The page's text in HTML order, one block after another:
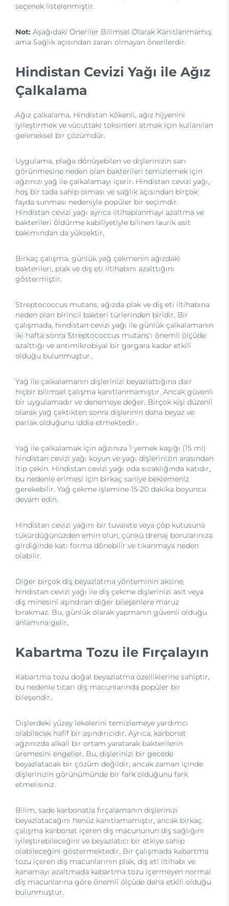
seçenek listelenmiştir.
Not: Aşağıdaki Öneriler Bilimsel Olarak Kanıtlanmamış
ama Sağlık açısından zararı olmayan önerilerdir.
Hindistan Cevizi Yağı ile Ağız
Çalkalama
Ağız çalkalama, Hindistan kökenli, ağız hijyenini
iyileştirmek ve vücuttaki toksinleri atmak için kullanılan
geleneksel bir çözümdür.
Uygulama, plağa dönüşebilen ve dişlerinizin sarı
görünmesine neden olan bakterileri temizlemek için
ağzınızı yağ ile çalkalamayı içerir. Hindistan cevizi yağı,
hoş bir tada sahip olması ve sağlık açısından birçok
fayda sunması nedeniyle popüler bir seçimdir.
Hindistan cevizi yağı ayrıca iltihaplanmayı azaltma ve
bakterileri öldürme kabiliyetiyle bilinen laurik asit
bakımından da yüksektir.
Birkaç çalışma, günlük yağ çekmenin ağızdaki
bakterileri, plak ve diş eti iltihabını azalttığını
göstermiştir.
Streptococcus mutans, ağızda plak ve diş eti iltihabına
neden olan birincil bakteri türlerinden biridir. Bir
çalışmada, hindistan cevizi yağı ile günlük çalkalamanın
iki hafta sonra Streptococcus mutans'ı önemli ölçüde
azalttığı ve antimikrobiyal bir gargara kadar etkili
olduğu bulunmuştur.
Yağ ile çalkalamanın dişlerinizi beyazlattığına dair
hiçbir bilimsel çalışma kanıtlanmamıştır. Ancak güvenli
bir uygulamadır ve denemeye değer. Birçok kişi düzenli
olarak yağ çektikten sonra dişlerinin daha beyaz ve
parlak olduğunu iddia etmektedir.
Yağ ile çalkalamak için ağzınıza 1 yemek kaşığı (15 ml)
hindistan cevizi yağı koyun ve yağı dişlerinizin arasından
itip çekin. Hindistan cevizi yağı oda sıcaklığında katıdır,
bu nedenle erimesi için birkaç saniye beklemeniz
gerekebilir. Yağ çekme işlemine 15-20 dakika boyunca
devam edin.
Hindistan cevizi yağını bir tuvalete veya çöp kutusuna
tükürdüğünüzden emin olun, çünkü drenaj borularınıza
girdiğinde katı forma dönebilir ve tıkanmaya neden
olabilir.
Diğer birçok diş beyazlatma yönteminin aksine,
hindistan cevizi yağı ile diş çekme dişlerinizi asit veya
diş minesini aşındıran diğer bileşenlere maruz
bırakmaz. Bu, günlük olarak yapmanın güvenli olduğu
anlamına gelir.
Kabartma Tozu ile Fırçalayın
Kabartma tozu doğal beyazlatma özelliklerine sahiptir,
bu nedenle ticari diş macunlarında popüler bir
bileşendir.
Dişlerdeki yüzey lekelerini temizlemeye yardımcı
olabilecek hafif bir aşındırıcıdır. Ayrıca, karbonat
ağzınızda alkali bir ortam yaratarak bakterilerin
üremesini engeller. Bu, dişlerinizi bir gecede
beyazlatacak bir çözüm değildir, ancak zaman içinde
dişlerinizin görünümünde bir fark olduğunu fark
etmelisiniz.
Bilim, sade karbonatla fırçalamanın dişlerinizi
beyazlatacağını henüz kanıtlamamıştır, ancak birkaç
çalışma karbonat içeren diş macununun diş sağlığını
iyileştirebileceğini ve beyazlatıcı bir etkiye sahip
olabileceğini göstermektedir. Bir çalışmada kabartma
tozu içeren diş macunlarının plak, diş eti iltihabı ve
kanamayı azaltmada kabartma tozu içermeyen normal
diş macunlarına göre önemli ölçüde daha etkili olduğu
bulunmuştur.